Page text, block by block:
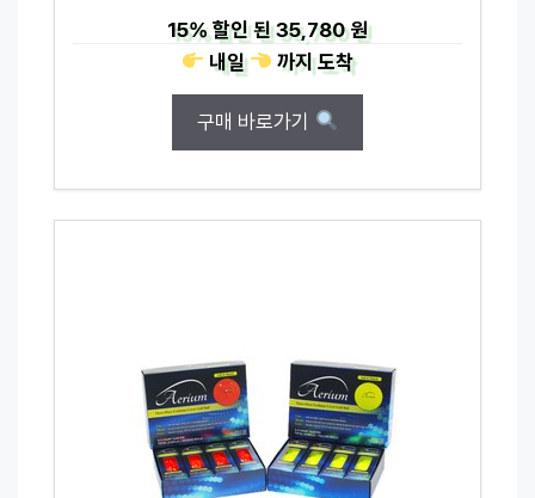
15%할인 된35,780 원
내일
까지도착
구매 바로가기